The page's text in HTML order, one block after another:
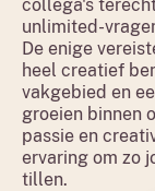
collega's
unlimited-
De enige
heel creatief
vakgebied en
groeien binnen
passie en
ervaring om zo
tillen.